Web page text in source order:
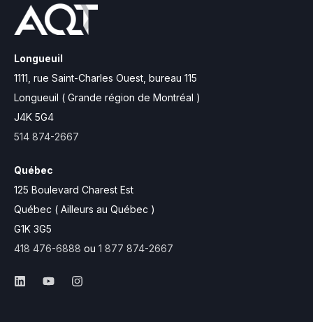
Longueuil
1111, rue Saint-Charles Ouest, bureau 115
Longueuil ( Grande région de Montréal )
J4K 5G4
514 874-2667
Québec
125 Boulevard Charest Est
Québec ( Ailleurs au Québec )
G1K 3G5
418 476-6888 ou 1 877 874-2667